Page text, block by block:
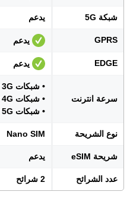
شبكة 5G يدعم
GPRS يدعم
EDGE يدعم
سرعة انترنت
• شبكات 3G تصل حتى 42 ميجابت
• شبكات 4G تصل حتى 800 ميجابت
• شبكات 5G تصل حتى 2.9 جيجابت
نوع الشريحة Nano SIM
شريحة eSIM يدعم
عدد الشرائح 2 شرائح